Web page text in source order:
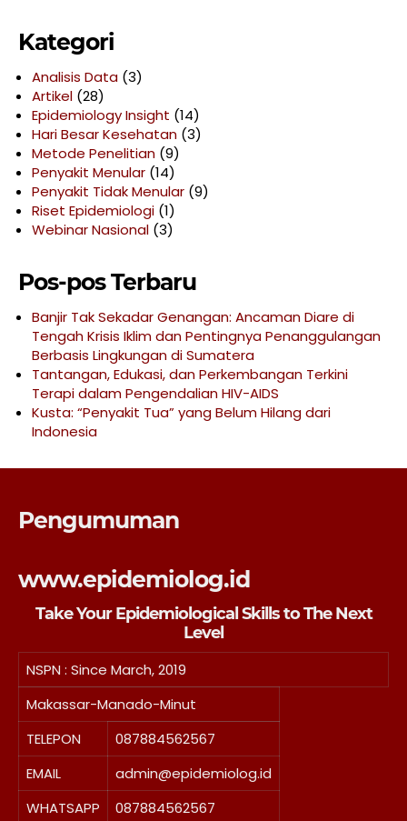
Kategori
Analisis Data (3)
Artikel (28)
Epidemiology Insight (14)
Hari Besar Kesehatan (3)
Metode Penelitian (9)
Penyakit Menular (14)
Penyakit Tidak Menular (9)
Riset Epidemiologi (1)
Webinar Nasional (3)
Pos-pos Terbaru
Banjir Tak Sekadar Genangan: Ancaman Diare di
Tengah Krisis Iklim dan Pentingnya Penanggulangan
Berbasis Lingkungan di Sumatera
Tantangan, Edukasi, dan Perkembangan Terkini
Terapi dalam Pengendalian HIV-AIDS
Kusta: “Penyakit Tua” yang Belum Hilang dari
Indonesia
Pengumuman
www.epidemiolog.id
Take Your Epidemiological Skills to The Next
Level
NSPN : Since March, 2019
Makassar-Manado-Minut
TELEPON
087884562567
EMAIL
admin@epidemiolog.id
WHATSAPP
087884562567